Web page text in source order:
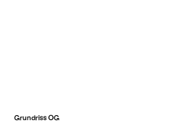
Grundriss OG